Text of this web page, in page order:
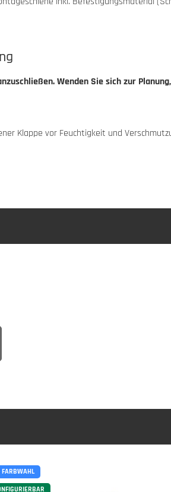
Wenden Sie sich zur
Klappe vor Feuchtigkeit und